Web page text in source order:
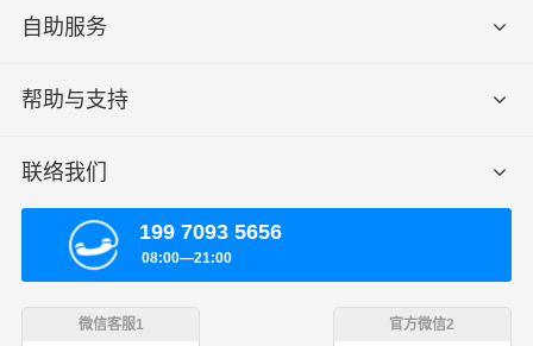
自助服务
帮助与支持
联络我们
199 7093 5656
08:00—21:00
微信客服1 官方微信2